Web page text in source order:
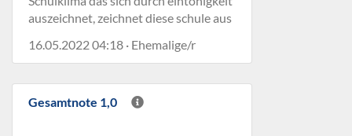
auszeichnet, zeichnet diese schule aus
16.05.2022 04:18 · Ehemalige/r
Gesamtnote 1,0